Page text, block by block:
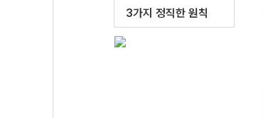
3가지 정직한 원칙